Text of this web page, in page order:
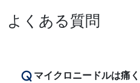
よくある質問
マイクロニードルは痛